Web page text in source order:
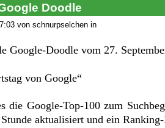
Doodle
von schnurpselchen in
Google-Doodle vom 27.
von Google“
die Google-Top-100 zum
aktualisiert und ein